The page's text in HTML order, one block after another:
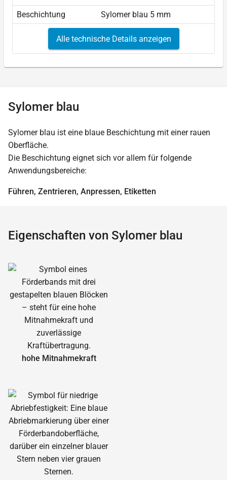
Beschichtung
Sylomer blau 5 mm
Alle technische Details anzeigen
Sylomer blau
Sylomer blau ist eine blaue Beschichtung mit einer rauen
Oberfläche.
Die Beschichtung eignet sich vor allem für folgende
Anwendungsbereiche:
Führen, Zentrieren, Anpressen, Etiketten
Eigenschaften von Sylomer blau
hohe Mitnahmekraft